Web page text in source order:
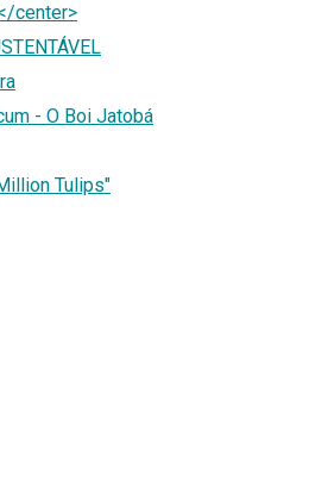
center>
- O Boi Jatobá
Tulips"